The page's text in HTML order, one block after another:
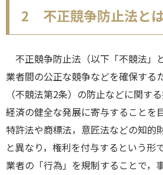
2 不正競争防止法と
不正競争防止法（以下「不競法」
業者間の公正な競争などを確保する
（不競法第2条）の防止などに関す
経済の健全な発展に寄与することを
特許法や商標法，意匠法などの知的
と異なり，権利を付与するという形
業者の「行為」を規制することで，